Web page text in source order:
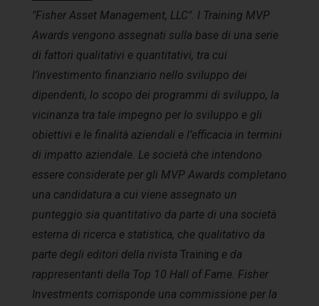
"Fisher Asset Management, LLC". I Training MVP
Awards vengono assegnati sulla base di una serie
di fattori qualitativi e quantitativi, tra cui
l’investimento finanziario nello sviluppo dei
dipendenti, lo scopo dei programmi di sviluppo, la
vicinanza tra tale impegno per lo sviluppo e gli
obiettivi e le finalità aziendali e l’efficacia in termini
di impatto aziendale. Le società che intendono
essere considerate per gli MVP Awards completano
una candidatura a cui viene assegnato un
punteggio sia quantitativo da parte di una società
esterna di ricerca e statistica, che qualitativo da
parte degli editori della rivista Training e da
rappresentanti della Top 10 Hall of Fame. Fisher
Investments corrisponde una commissione per la